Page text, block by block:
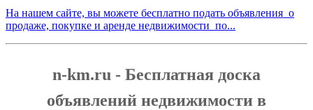
На нашем сайте, вы можете бесплатно подать объявления о
продаже, покупке и аренде недвижимости по...
n-km.ru - Бесплатная доска
объявлений недвижимости в